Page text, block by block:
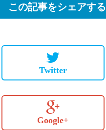
この記事をシェアする
Twitter
Google+